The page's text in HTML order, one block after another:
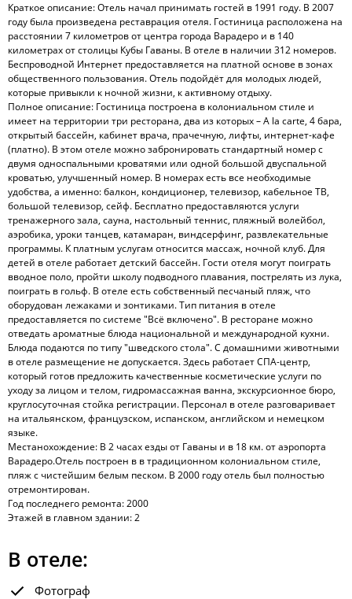
Краткое описание: Отель начал принимать гостей в 1991 году. В 2007
году была произведена реставрация отеля. Гостиница расположена на
расстоянии 7 километров от центра города Варадеро и в 140
километрах от столицы Кубы Гаваны. В отеле в наличии 312 номеров.
Беспроводной Интернет предоставляется на платной основе в зонах
общественного пользования. Отель подойдёт для молодых людей,
которые привыкли к ночной жизни, к активному отдыху.
Полное описание: Гостиница построена в колониальном стиле и
имеет на территории три ресторана, два из которых – A la carte, 4 бара,
открытый бассейн, кабинет врача, прачечную, лифты, интернет-кафе
(платно). В этом отеле можно забронировать стандартный номер с
двумя односпальными кроватями или одной большой двуспальной
кроватью, улучшенный номер. В номерах есть все необходимые
удобства, а именно: балкон, кондиционер, телевизор, кабельное ТВ,
большой телевизор, сейф. Бесплатно предоставляются услуги
тренажерного зала, сауна, настольный теннис, пляжный волейбол,
аэробика, уроки танцев, катамаран, виндсерфинг, развлекательные
программы. К платным услугам относится массаж, ночной клуб. Для
детей в отеле работает детский бассейн. Гости отеля могут поиграть
вводное поло, пройти школу подводного плавания, пострелять из лука,
поиграть в гольф. В отеле есть собственный песчаный пляж, что
оборудован лежаками и зонтиками. Тип питания в отеле
предоставляется по системе "Всё включено". В ресторане можно
отведать ароматные блюда национальной и международной кухни.
Блюда подаются по типу "шведского стола". С домашними животными
в отеле размещение не допускается. Здесь работает СПА-центр,
который готов предложить качественные косметические услуги по
уходу за лицом и телом, гидромассажная ванна, экскурсионное бюро,
круглосуточная стойка регистрации. Персонал в отеле разговаривает
на итальянском, французском, испанском, английском и немецком
языке.
Местанохождение: В 2 часах езды от Гаваны и в 18 км. от аэропорта
Варадеро.Отель построен в в традиционном колониальном стиле,
пляж с чистейшим белым песком. В 2000 году отель был полностью
отремонтирован.
Год последнего ремонта: 2000
Этажей в главном здании: 2
В отеле:
Фотограф